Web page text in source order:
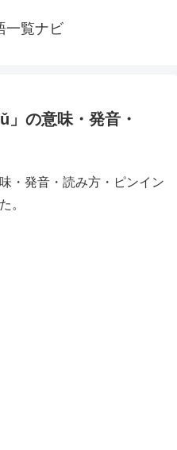
一覧ナビ
の意味・発音・
・発音・読み方・ピンイン
。